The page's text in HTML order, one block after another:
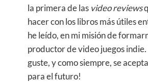
la primera de las video reviews
hacer con los libros más útiles
he leído, en mi misión de
productor de video juegos indie.
guste, y como siempre, se
para el futuro!